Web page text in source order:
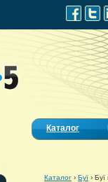
Каталог
Каталог › Буї › Буї